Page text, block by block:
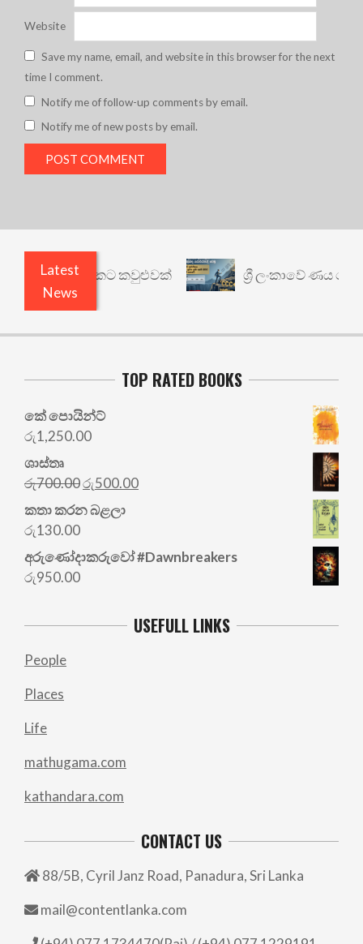
Website
Save my name, email, and website in this browser for the next
time I comment.
Notify me of follow-up comments by email.
Notify me of new posts by email.
Latest
News
යථාර්ථයකට කවුළුවක් ශ්‍රී ලංකාවේ ණය
TOP RATED BOOKS
කේ පොයින්ට්
රු1,250.00
ශාස්තෘ
රු700.00Original
price
was:
රු500.00Current
කතා කරන බළලා
රු130.00
අරු‍ණෝදාකරුවෝ #Dawnbreakers
රු950.00
USEFULL LINKS
People
Places
Life
mathugama.com
kathandara.com
CONTACT US
88/5B, Cyril Janz Road, Panadura, Sri Lanka
mail@contentlanka.com